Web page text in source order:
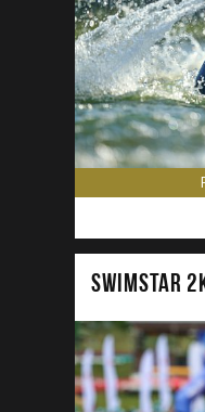
SWIMSTAR